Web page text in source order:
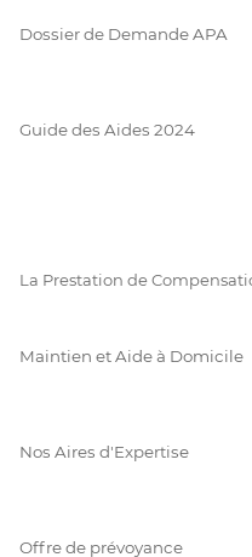
Dossier de Demande APA
Guide des Aides 2024
La Prestation de
Maintien et Aide à Domicile
Nos Aires d'Expertise
Offre de prévoyance